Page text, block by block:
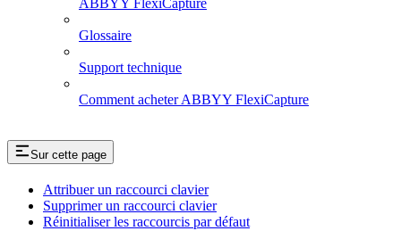
ABBYY FlexiCapture
Glossaire
Support technique
Comment acheter ABBYY FlexiCapture
Sur cette page
Attribuer un raccourci clavier
Supprimer un raccourci clavier
Réinitialiser les raccourcis par défaut